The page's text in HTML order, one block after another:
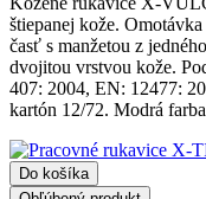
štiepanej kože.
časť s manžetou z
dvojitou vrstvou kože.
407: 2004, EN: 12477:
kartón 12/72. Modrá
Do košíka